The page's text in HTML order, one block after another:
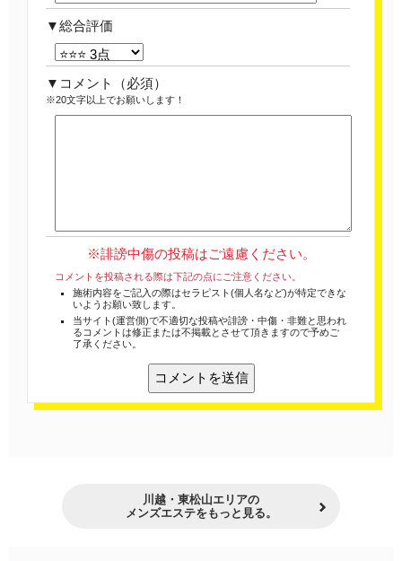
総合評価
コメント （必須）
※20文字以上でお願いします！
※誹謗中傷の投稿はご遠慮ください。
コメントを投稿される際は下記の点にご注意ください。
施術内容をご記入の際はセラピスト(個人名など)が特定できな
いようお願い致します。
当サイト(運営側)で不適切な投稿や誹謗・中傷・非難と思われ
るコメントは修正または不掲載とさせて頂きますので予めご
了承ください。
川越・東松山エリアの
メンズエステをもっと見る。